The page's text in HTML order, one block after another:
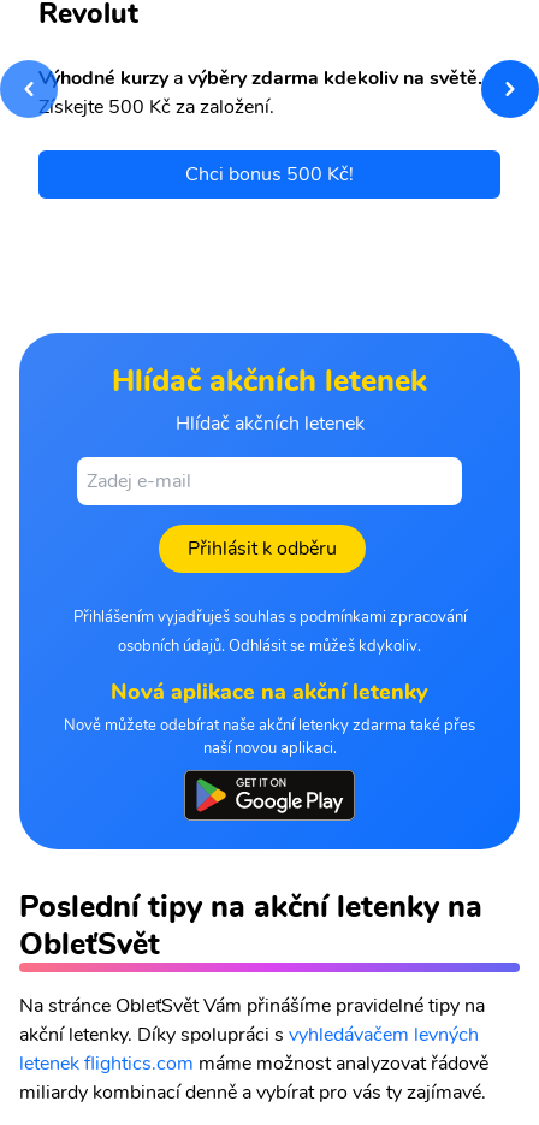
Revolut
Výhodné kurzyavýběry zdarma kdekoliv na světě.
Získejte 500 Kč za založení.
Chci bonus 500 Kč!
Hlídač akčních letenek
Hlídač akčních letenek
Přihlásit k odběru
Přihlášením vyjadřuješ souhlas s podmínkami zpracování
osobních údajů. Odhlásit se můžeš kdykoliv.
Nová aplikace na akční letenky
Nově můžete odebírat naše akční letenky zdarma také přes
naší novou aplikaci.
Poslední tipy na akční letenky na
ObleťSvět
Na stránce ObleťSvět Vám přinášíme pravidelné tipy na
akční letenky. Díky spolupráci s vyhledávačem levných
letenek flightics.com máme možnost analyzovat řádově
miliardy kombinací denně a vybírat pro vás ty zajímavé.